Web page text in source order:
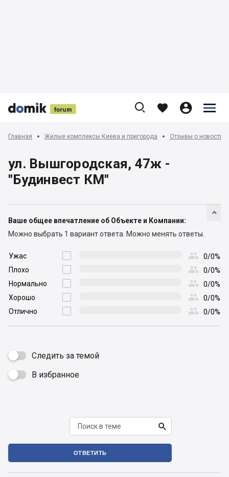


 
    


Главная Жилые комплексы Киева и пригорода Отзывы о
ул. Вышгородская, 47ж -
"Будинвест КМ"

Ваше общее впечатление об Объекте и Компании:
Можно выбрать 1 вариант ответа. Можно менять ответы.

Ужас  0/0%

Плохо  0/0%

Нормально  0/0%

Хорошо  0/0%

Отлично  0/0%
Следить за темой
 В избранное

ОТВЕТИТЬ